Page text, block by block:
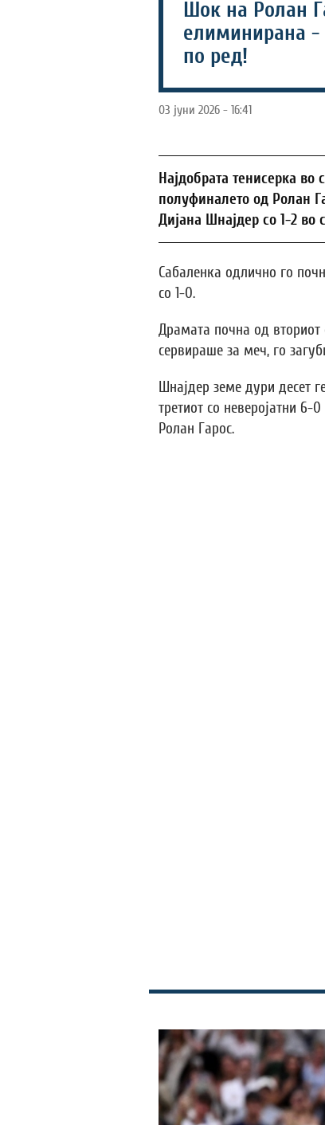
Шок на Ролан
елиминирана -
по ред!
03 јуни 2026 - 16:41
Најдобрата тенисерка во
полуфиналето од Ролан
Дијана Шнајдер со 1-2 во
Сабаленка одлично го
со 1-0.
Драмата почна од
сервираше за меч, го
Шнајдер земе дури десет
третиот со неверојатни
Ролан Гарос.